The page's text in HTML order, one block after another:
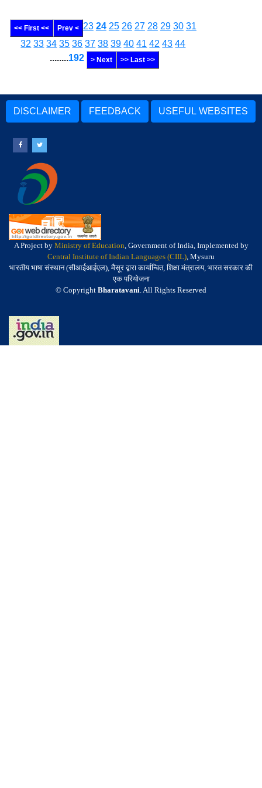
<< First << Prev < 23 24 25 26 27 28 29 30 31
32 33 34 35 36 37 38 39 40 41 42 43 44
........192 > Next >> Last >>
DISCLAIMER FEEDBACK USEFUL WEBSITES
A Project by Ministry of Education, Government of India, Implemented by
Central Institute of Indian Languages (CIIL), Mysuru
भारतीय भाषा संस्थान (सीआईआईएल), मैसूर द्वारा कार्यान्वित, शिक्षा मंत्रालय, भारत सरकार की
एक परियोजना
© Copyright Bharatavani. All Rights Reserved